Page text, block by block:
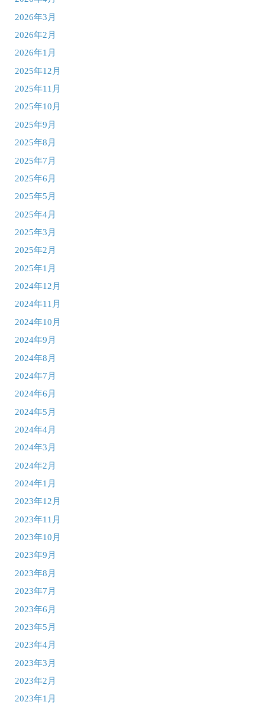
2026年3月
2026年2月
2026年1月
2025年12月
2025年11月
2025年10月
2025年9月
2025年8月
2025年7月
2025年6月
2025年5月
2025年4月
2025年3月
2025年2月
2025年1月
2024年12月
2024年11月
2024年10月
2024年9月
2024年8月
2024年7月
2024年6月
2024年5月
2024年4月
2024年3月
2024年2月
2024年1月
2023年12月
2023年11月
2023年10月
2023年9月
2023年8月
2023年7月
2023年6月
2023年5月
2023年4月
2023年3月
2023年2月
2023年1月